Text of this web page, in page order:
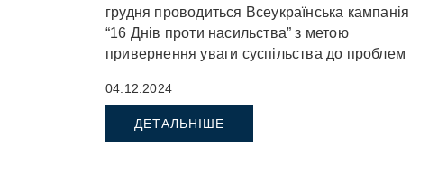
грудня проводиться Всеукраїнська кампанія
“16 Днів проти насильства” з метою
привернення уваги суспільства до проблем
04.12.2024
ДЕТАЛЬНІШЕ